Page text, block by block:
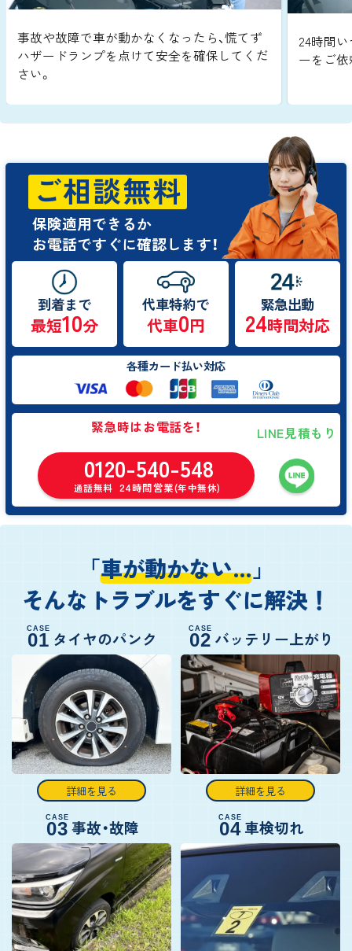
事故や故障で車が動かなくなったら、慌てず
ハザードランプを点けて安全を確保してくだ
さい。
24時間い
ーをご依
ご相談無料
保険適用できるか
お電話ですぐに確認します！
到着まで
最短10分
代車特約で
代車0円
緊急出動
24時間対応
各種カード払い対応
緊急時はお電話を！
0120-540-548
通話無料 24時間営業(年中無休)
LINE見積もり
「車が動かない…」
そんなトラブルをすぐに解決！
CASE
01 タイヤのパンク
詳細を見る
CASE
02 バッテリー上がり
詳細を見る
CASE
03事故・故障 CASE
04車検切れ